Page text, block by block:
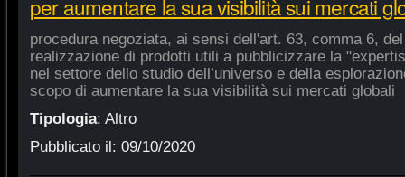
per aumentare la sua visibilità sui mercati
procedura negoziata, ai sensi dell'art. 63, comma 6,
realizzazione di prodotti utili a pubblicizzare la
nel settore dello studio dell’universo e della
scopo di aumentare la sua visibilità sui mercati globali
Tipologia: Altro
Pubblicato il: 09/10/2020